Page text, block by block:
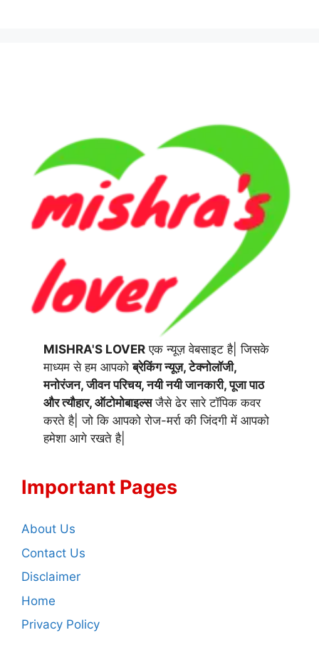
MISHRA'S LOVER एक न्यूज़ वेबसाइट है| जिसके
माध्यम से हम आपकोब्रेकिंग न्यूज़, टेक्नोलॉजी,
मनोरंजन, जीवन परिचय, नयी नयी जानकारी, पूजा पाठ
और त्यौहार, ऑटोमोबाइल्सजैसे ढेर सारे टॉपिक कवर
करते है| जो कि आपको रोज-मर्रा की जिंदगी में आपको
हमेशा आगे रखते है|
Important Pages
About Us
Contact Us
Disclaimer
Home
Privacy Policy